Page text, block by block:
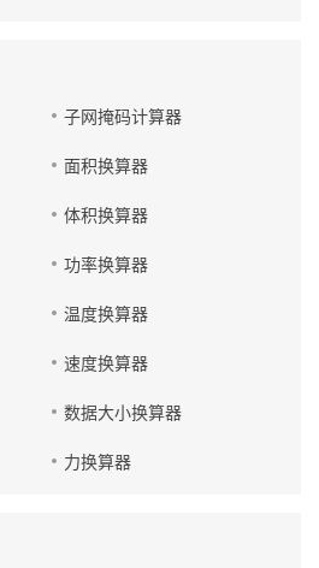
子网掩码计算器
面积换算器
体积换算器
功率换算器
温度换算器
速度换算器
数据大小换算器
力换算器